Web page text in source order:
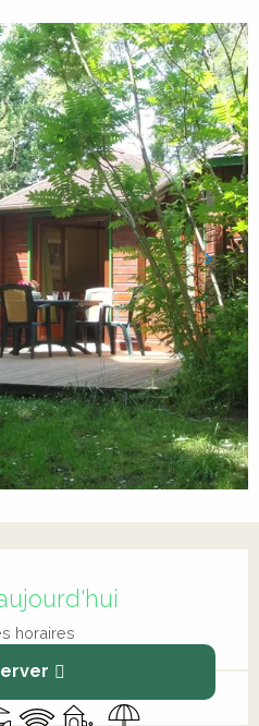
horaires
WiFi Jeux pour enfants /
Aire de pique